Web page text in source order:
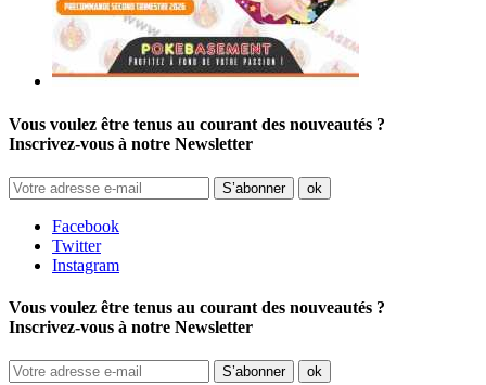
Vous voulez être tenus au courant des nouveautés ?
Inscrivez-vous à notre Newsletter
Facebook
Twitter
Instagram
Vous voulez être tenus au courant des nouveautés ?
Inscrivez-vous à notre Newsletter